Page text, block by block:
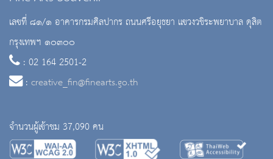
เลขที่ ๘๑/๑ อาคารกรมศิลปากร ถนนศรีอยุธยา แขวงวชิระพยาบาล ดุสิต
กรุงเทพฯ ๑๐๓๐๐
: 02 164 2501-2
: creative_fin@finearts.go.th
จำนวนผู้เข้าชม 37,090 คน